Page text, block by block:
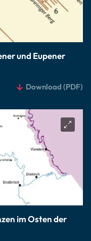
und Eupener
Download (PDF)
im Osten der